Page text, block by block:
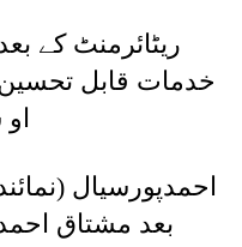
ریٹائرمنٹ کے
خدمات قابل
احمدپورسیال
بعد مشتاق